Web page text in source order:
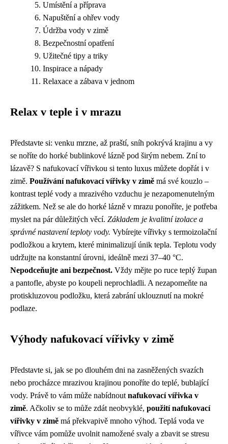
Umístění a příprava
Napuštění a ohřev vody
Údržba vody v zimě
Bezpečnostní opatření
Užitečné tipy a triky
Inspirace a nápady
Relaxace a zábava v jednom
Relax v teple i v mrazu
Představte si: venku mrzne, až praští, sníh pokrývá krajinu a vy
se noříte do horké bublinkové lázně pod širým nebem. Zní to
lázavě? S nafukovací vířivkou si tento luxus můžete dopřát i v
zimě. Používání nafukovací vířivky v zimě má své kouzlo –
kontrast teplé vody a mrazivého vzduchu je nezapomenutelným
zážitkem. Než se ale do horké lázně v mrazu ponoříte, je potřeba
myslet na pár důležitých věcí. Základem je kvalitní izolace a
správné nastavení teploty vody. Vybírejte vířivky s termoizolační
podložkou a krytem, které minimalizují únik tepla. Teplotu vody
udržujte na konstantní úrovni, ideálně mezi 37–40 °C.
Nepodceňujte ani bezpečnost. Vždy mějte po ruce teplý župan
a pantofle, abyste po koupeli neprochladli. A nezapomeňte na
protiskluzovou podložku, která zabrání uklouznutí na mokré
podlaze.
Výhody nafukovací vířivky v zimě
Představte si, jak se po dlouhém dni na zasněžených svazích
nebo procházce mrazivou krajinou ponoříte do teplé, bublající
vody. Právě to vám může nabídnout nafukovací vířivka v
zimě. Ačkoliv se to může zdát neobvyklé, použití nafukovací
vířivky v zimě má překvapivě mnoho výhod. Teplá voda ve
vířivce vám pomůže uvolnit namožené svaly a zbavit se stresu